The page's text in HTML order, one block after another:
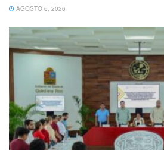
Para laConsejera, esta iniciativa
AGOSTO 6, 2026